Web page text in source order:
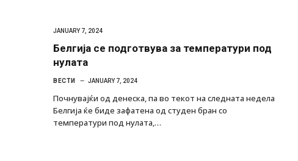
JANUARY 7, 2024
Белгија се подготвува за температури под
нулата
ВЕСТИ JANUARY 7, 2024
Почнувајќи од денеска, па во текот на следната недела
Белгија ќе биде зафатена од студен бран со
температури под нулата,…